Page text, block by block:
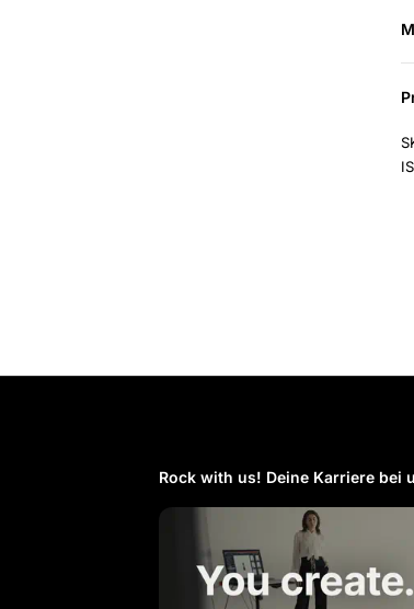
Rock with us! Deine Karriere bei